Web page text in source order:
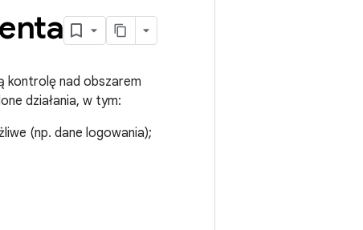
kontrolę nad obszarem
działania, w tym:
(np. dane logowania);